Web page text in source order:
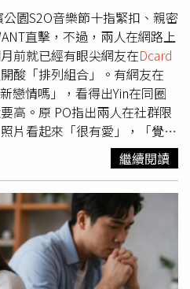
是否能另外付費購買一份飛機
盒主餐；有人在經濟艙幸運吃
因擔心抵達目的地前肚子餓，
果一次獲得5個。還有人不到
時空服員主動關心是否還餓，
有人只是詢問是否有剩餘堅
，把整籃未發完的小包裝堅果
稱，「有一種餓叫空服員怕你
除了Threads討論外，過去
員分享，飛機餐與餐包通常都
乘客都正常取餐，幾乎不會有
程航班或部分短程航班，由於
備餐點，送餐結束後仍可能留
餘，多半都會提供給有需要的
飛機餐真的沒有剩下，若旅客
園S2O音樂節十指緊扣、親密
直擊，不過，兩人在網路上
前就已經有眼尖網友在Dcard
酸「排列組合」。有網友在
戀情嗎」，看得出Yin在同圈
高。原 PO指出兩人在社群限
片看起來「很有愛」，「覺得
打卡地點都高度重疊，早已露
與一群朋友聚會，顯見關係
IG）貼文曝光後，下方留言區
熱諷，又是圈內「排列組
往，而余惟跟郭源元又是認
曾跟帥T髮型師Manson Ann交
感情是兩個人的事情，他們開
感覺就是交錯複雜」，也有人
繼續閱讀